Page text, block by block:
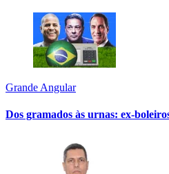
Grande Angular
Dos gramados às urnas: ex-